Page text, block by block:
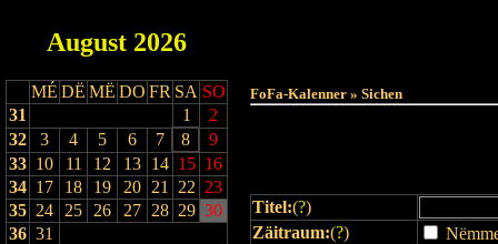
August 2026
MÉ DË MË DO FR SA SO
31
1
2
32
3 4 5 6 7 8
9
33 10 11 12 13 14 15 16
34 17 18 19 20 21 22 23
35 24 25 26 27 28 29 30
36 31
FoFa-Kalenner » Sichen
Titel:(?)
Zäitraum:(?)